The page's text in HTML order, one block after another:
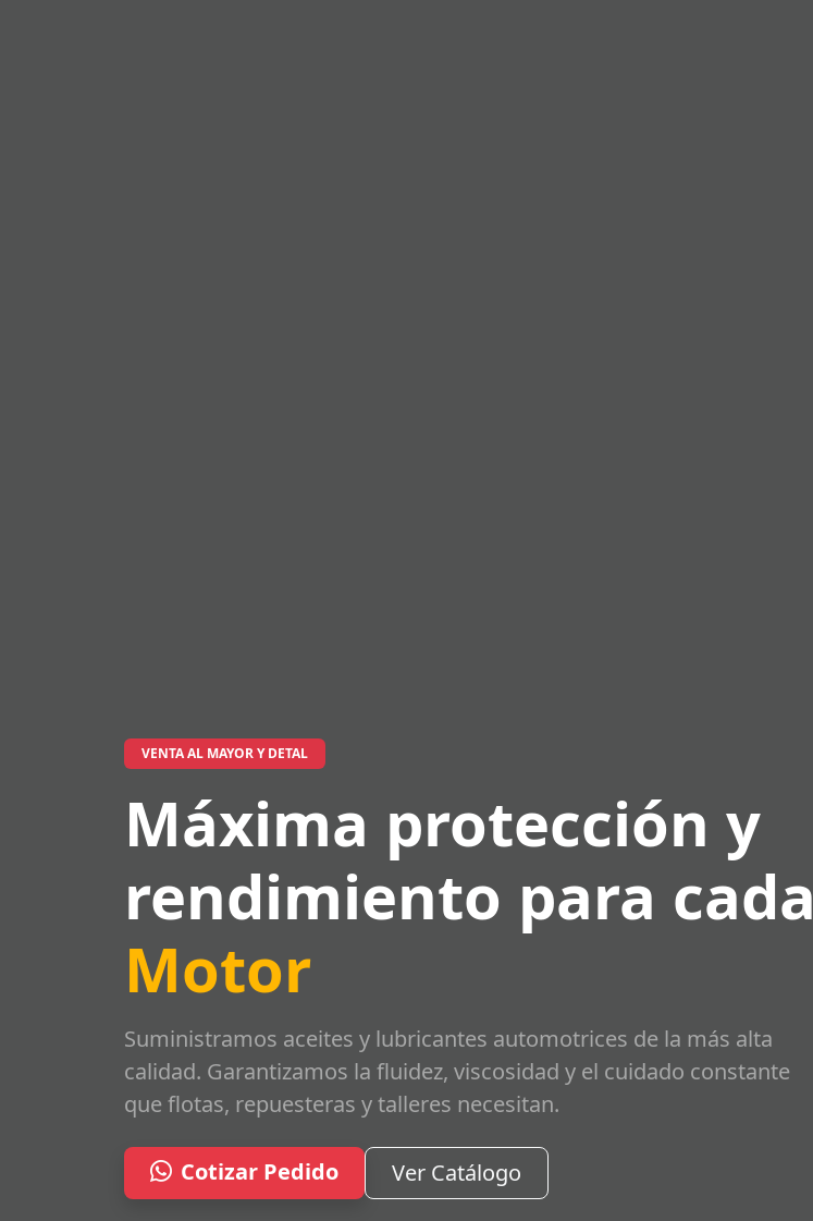
VENTA AL MAYOR Y DETAL
Máxima protección y
rendimiento para cada
Motor
Suministramos aceites y lubricantes automotrices de la más alta
calidad. Garantizamos la fluidez, viscosidad y el cuidado constante
que flotas, repuesteras y talleres necesitan.
Cotizar Pedido Ver Catálogo